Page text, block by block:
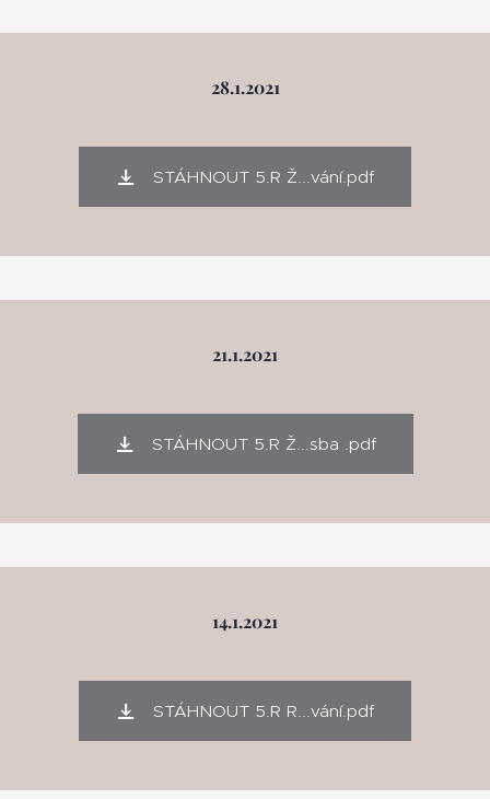
28.1.2021
STÁHNOUT 5.R Ž...vání.pdf
21.1.2021
STÁHNOUT 5.R Ž...sba .pdf
14.1.2021
STÁHNOUT 5.R R...vání.pdf